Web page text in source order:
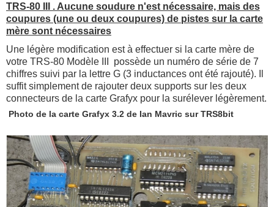
TRS-80 III . Aucune soudure n'est nécessaire, mais des
coupures (une ou deux coupures) de pistes sur la carte
mère sont nécessaires
Une légère modification est à effectuer si la carte mère de
votre TRS-80 Modèle III possède un numéro de série de 7
chiffres suivi par la lettre G (3 inductances ont été rajouté). Il
suffit simplement de rajouter deux supports sur les deux
connecteurs de la carte Grafyx pour la surélever légèrement.
Photo de la carte Grafyx 3.2 de Ian Mavric sur TRS8bit